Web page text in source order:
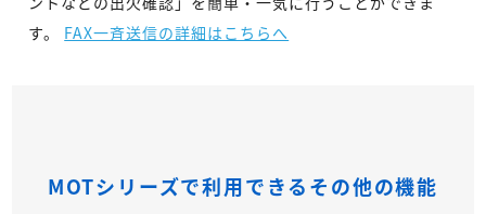
す。 FAX一斉送信の詳細はこちらへ
MOTシリーズで利用できるその他の機能